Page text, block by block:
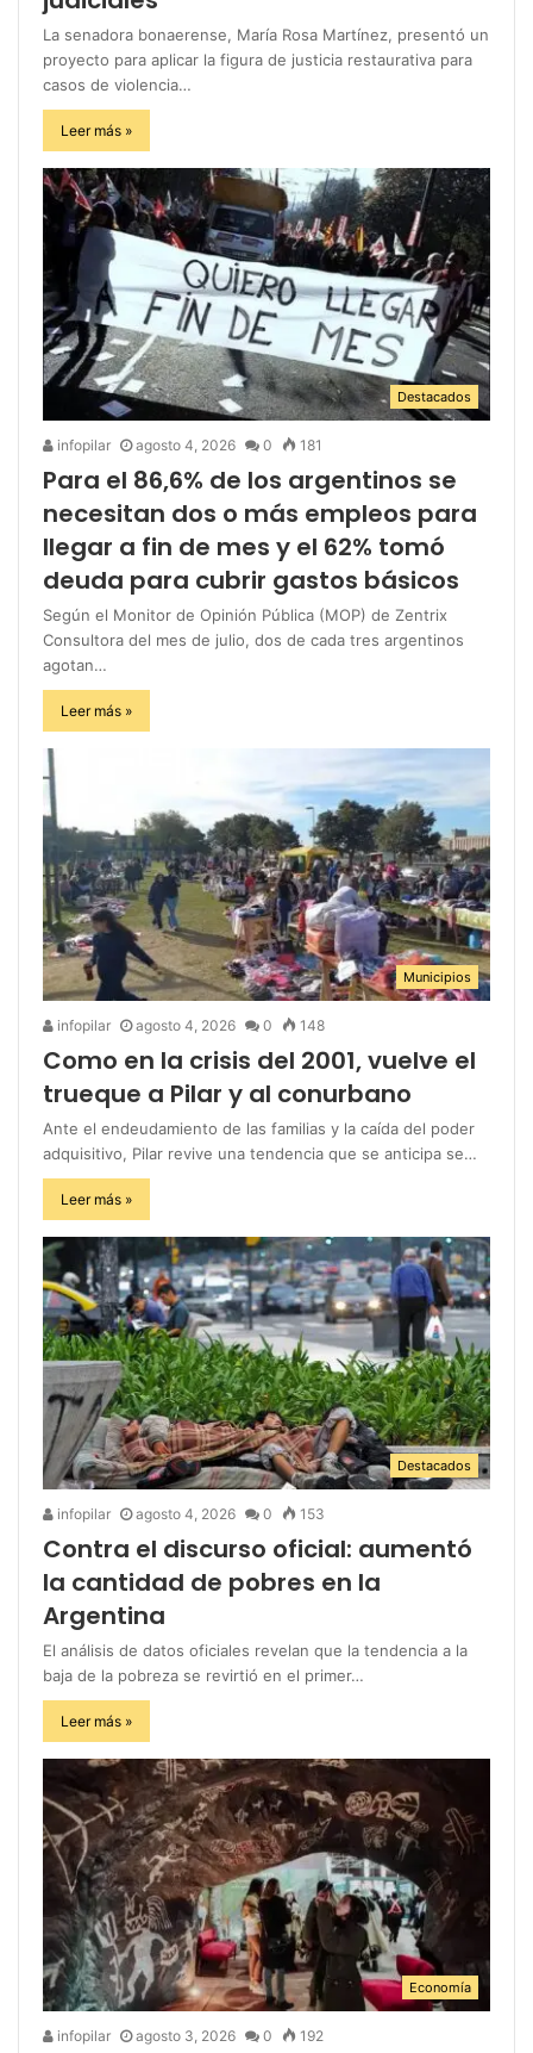
La senadora bonaerense, María Rosa Martínez, presentó un
proyecto para aplicar la figura de justicia restaurativa para
casos de violencia…
Leer más »
Destacados
infopilar agosto 4, 2026 0 181
Para el 86,6% de los argentinos se
necesitan dos o más empleos para
llegar a fin de mes y el 62% tomó
deuda para cubrir gastos básicos
Según el Monitor de Opinión Pública (MOP) de Zentrix
Consultora del mes de julio, dos de cada tres argentinos
agotan…
Leer más »
Municipios
infopilar agosto 4, 2026 0 148
Como en la crisis del 2001, vuelve el
trueque a Pilar y al conurbano
Ante el endeudamiento de las familias y la caída del poder
adquisitivo, Pilar revive una tendencia que se anticipa se…
Leer más »
Destacados
infopilar agosto 4, 2026 0 153
Contra el discurso oficial: aumentó
la cantidad de pobres en la
Argentina
El análisis de datos oficiales revelan que la tendencia a la
baja de la pobreza se revirtió en el primer…
Leer más »
Economía
infopilar agosto 3, 2026 0 192